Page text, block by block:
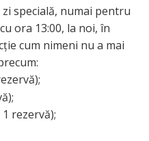
specială, numai pentru
ora 13:00, la noi, în
cum nimeni nu a mai
rezervă);